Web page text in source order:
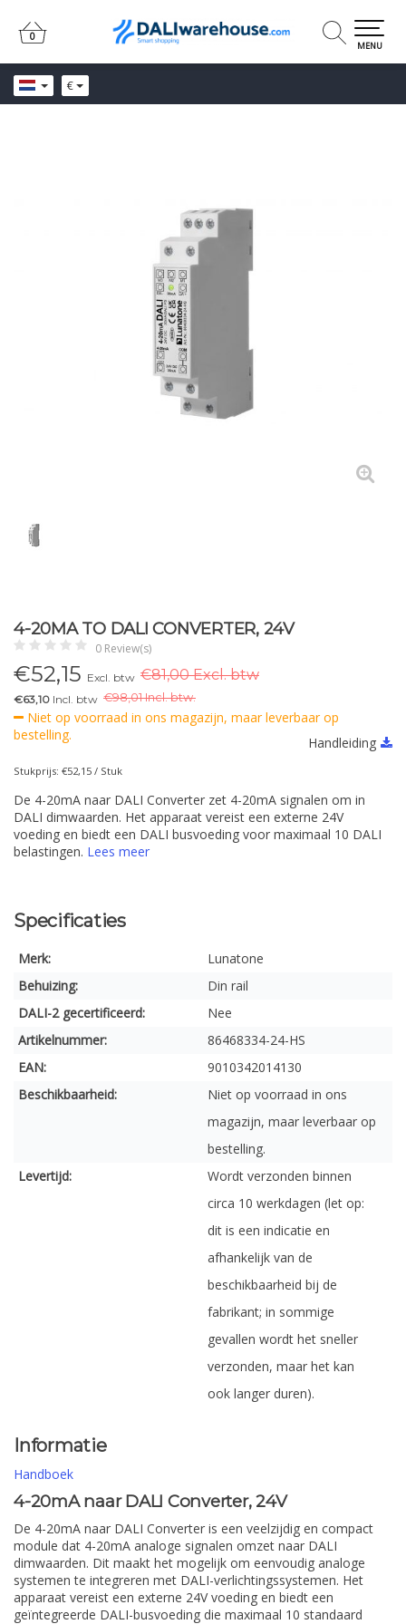
€
0
0
MENU
4-20MA TO DALI CONVERTER, 24V
0 Review(s)
€52,15 Excl. btw €81,00 Excl. btw
€63,10 Incl. btw €98,01 Incl. btw.
Niet op voorraad in ons magazijn, maar leverbaar op
bestelling.
Handleiding
Stukprijs: €52,15 / Stuk
De 4-20mA naar DALI Converter zet 4-20mA signalen om in
DALI dimwaarden. Het apparaat vereist een externe 24V
voeding en biedt een DALI busvoeding voor maximaal 10 DALI
belastingen. Lees meer
Specificaties
Merk:
Lunatone
Behuizing:
Din rail
DALI-2 gecertificeerd:
Nee
Artikelnummer:
86468334-24-HS
EAN:
9010342014130
Beschikbaarheid:
Niet op voorraad in ons
magazijn, maar leverbaar op
bestelling.
Levertijd:
Wordt verzonden binnen
circa 10 werkdagen (let op:
dit is een indicatie en
afhankelijk van de
beschikbaarheid bij de
fabrikant; in sommige
gevallen wordt het sneller
verzonden, maar het kan
ook langer duren).
Informatie
Handboek
4-20mA naar DALI Converter, 24V
De 4-20mA naar DALI Converter is een veelzijdig en compact
module dat 4-20mA analoge signalen omzet naar DALI
dimwaarden. Dit maakt het mogelijk om eenvoudig analoge
systemen te integreren met DALI-verlichtingssystemen. Het
apparaat vereist een externe 24V voeding en biedt een
geïntegreerde DALI-busvoeding die maximaal 10 standaard